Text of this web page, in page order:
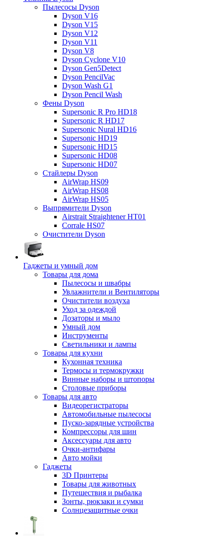
Пылесосы Dyson
Dyson V16
Dyson V15
Dyson V12
Dyson V11
Dyson V8
Dyson Cyclone V10
Dyson Gen5Detect
Dyson PencilVac
Dyson Wash G1
Dyson Pencil Wash
Фены Dyson
Supersonic R Pro HD18
Supersonic R HD17
Supersonic Nural HD16
Supersonic HD19
Supersonic HD15
Supersonic HD08
Supersonic HD07
Стайлеры Dyson
AirWrap HS09
AirWrap HS08
AirWrap HS05
Выпрямители Dyson
Airstrait Straightener HT01
Corrale HS07
Очистители Dyson
Гаджеты и умный дом
Товары для дома
Пылесосы и швабры
Увлажнители и Вентиляторы
Очистители воздуха
Уход за одеждой
Дозаторы и мыло
Умный дом
Инструменты
Светильники и лампы
Товары для кухни
Кухонная техника
Термосы и термокружки
Винные наборы и штопоры
Столовые приборы
Товары для авто
Видеорегистраторы
Автомобильные пылесосы
Пуско-зарядные устройства
Компрессоры для шин
Аксессуары для авто
Очки-антифары
Авто мойки
Гаджеты
3D Принтеры
Товары для животных
Путешествия и рыбалка
Зонты, рюкзаки и сумки
Солнцезащитные очки